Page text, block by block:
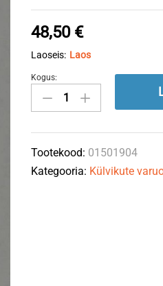
48,50 €
Laoseis: Laos
Dosaatori
juhtpuks
60
V2A
01501904
Kogus:
Tootekood: 01501904
Kategooria: Külvikute